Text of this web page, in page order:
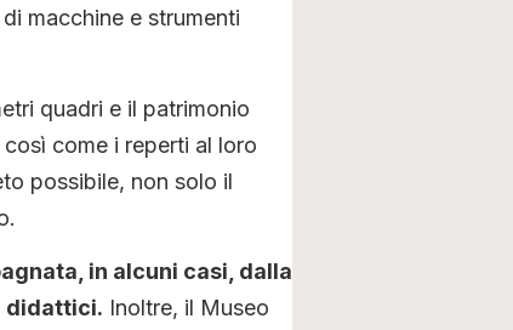
macchine e strumenti
quadri e il patrimonio
come i reperti al loro
possibile, non solo il
in alcuni casi, dalla
didattici. Inoltre, il Museo